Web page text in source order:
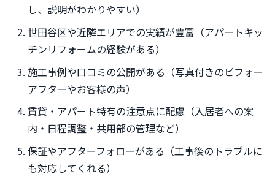
し、説明がわかりやすい）
世田谷区や近隣エリアでの実績が豊富（アパートキッ
チンリフォームの経験がある）
施工事例や口コミの公開がある（写真付きのビフォー
アフターやお客様の声）
賃貸・アパート特有の注意点に配慮（入居者への案
内・日程調整・共用部の管理など）
保証やアフターフォローがある（工事後のトラブルに
も対応してくれる）